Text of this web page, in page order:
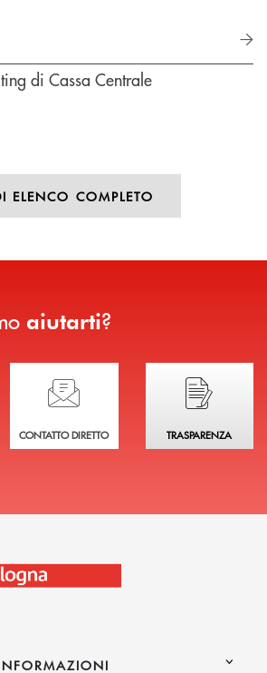
di Cassa Centrale
ELENCO COMPLETO
aiutarti?
a teHai bisogno di assistenza immediata?
CONTATTO DIRETTO
Hai bisogno di
TRASPARENZA